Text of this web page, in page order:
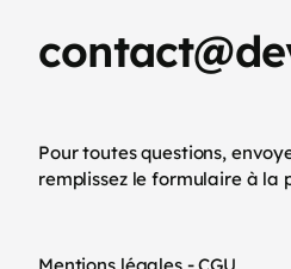
Pour toutes questions,
remplissez le formulaire à la
-